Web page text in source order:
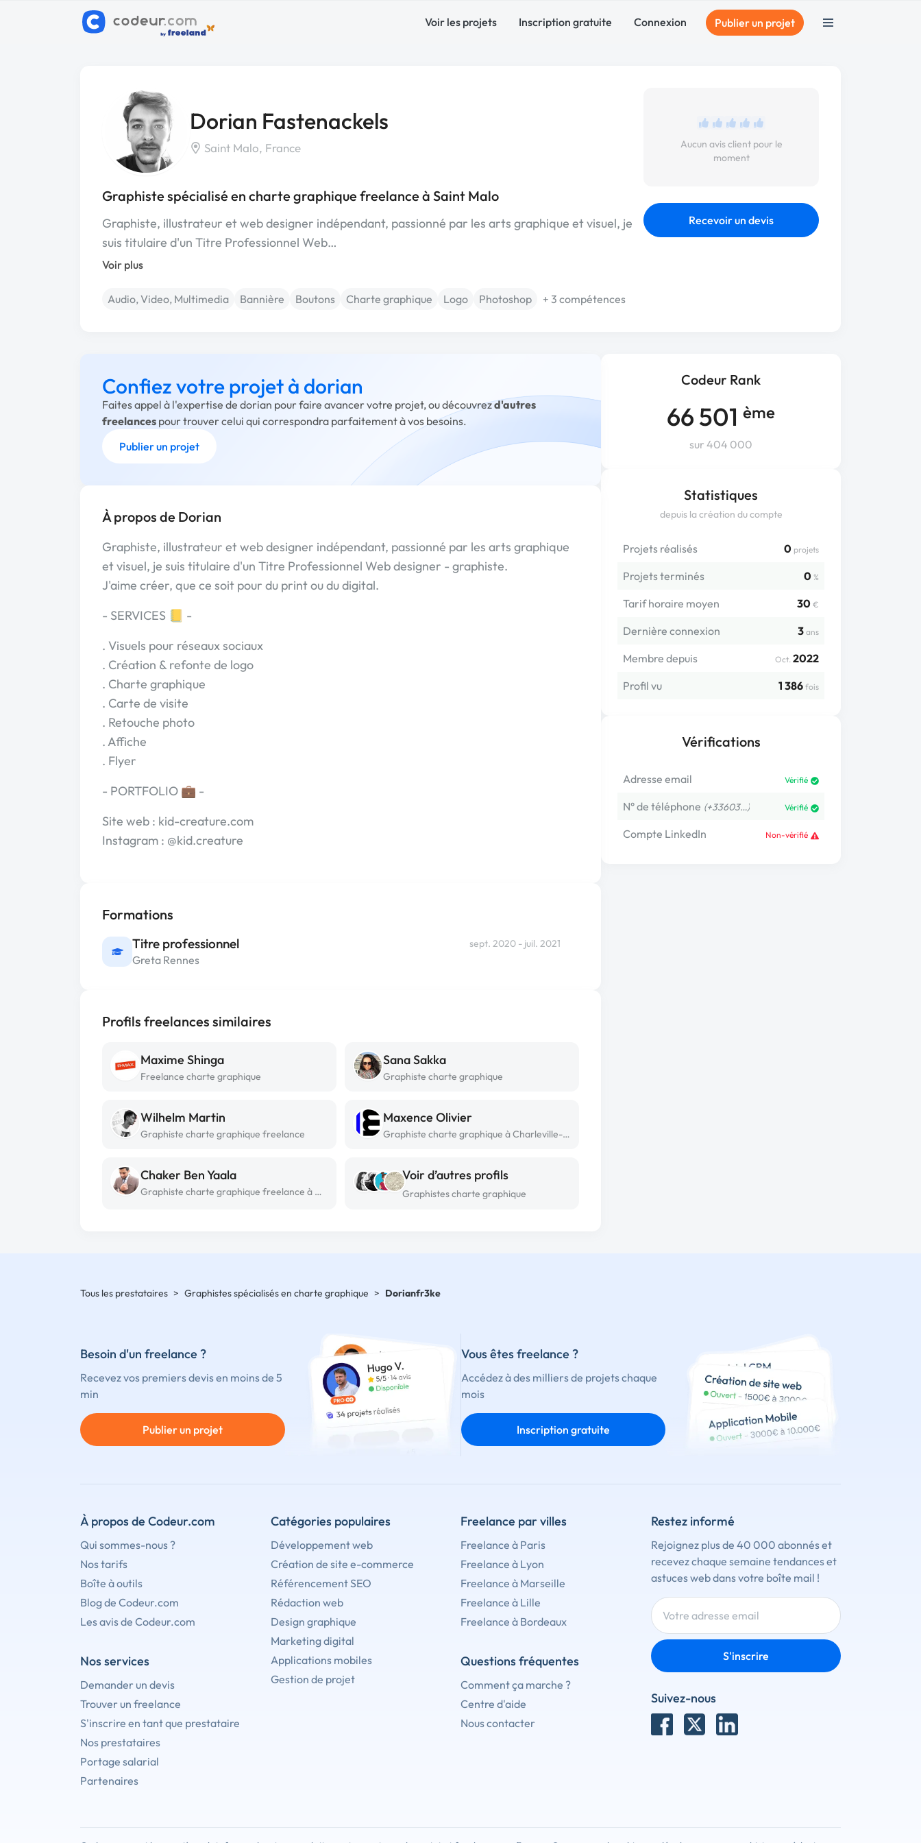
Voir les projets Inscription gratuite Connexion Publier un projet
Dorian Fastenackels
Saint Malo, France
Graphiste spécialisé en charte graphique freelance à Saint Malo
Graphiste, illustrateur et web designer indépendant, passionné par les arts graphique et visuel, je
suis titulaire d'un Titre Professionnel Web…
Voir plus
Audio, Video, Multimedia Bannière Boutons Charte graphique Logo Photoshop + 3 compétences
Aucun avis client pour le
moment
Recevoir un devis
Codeur Rank
66 501 ème
sur 404 000
Statistiques
depuis la création du compte
Projets réalisés 0 projets
Projets terminés 0 %
Tarif horaire moyen 30 €
Dernière connexion 3 ans
Membre depuis Oct. 2022
Profil vu
1 386 fois
Vérifications
Adresse email Vérifié
N° de téléphone (+33603…) Vérifié
Compte LinkedIn Non-vérifié
Confiez votre projet à dorian
Faites appel à l'expertise de dorian pour faire avancer votre projet, ou découvrezd'autres
freelances pour trouver celui qui correspondra parfaitement à vos besoins.
Publier un projet
À propos de Dorian
Graphiste, illustrateur et web designer indépendant, passionné par les arts graphique
et visuel, je suis titulaire d'un Titre Professionnel Web designer - graphiste.
J'aime créer, que ce soit pour du print ou du digital.
- SERVICES 📒 -
. Visuels pour réseaux sociaux
. Création & refonte de logo
. Charte graphique
. Carte de visite
. Retouche photo
. Affiche
. Flyer
- PORTFOLIO 💼 -
Site web : kid-creature.com
Instagram : @kid.creature
Formations
Titre professionnel
Greta Rennes
sept. 2020 - juil. 2021
Profils freelances similaires
Maxime Shinga
Freelance charte graphique
Sana Sakka
Graphiste charte graphique
Wilhelm Martin
Graphiste charte graphique freelance
Maxence Olivier
Graphiste charte graphique à Charleville-mézières
Chaker Ben Yaala
Graphiste charte graphique freelance à Mhamdia
Voir d’autres profils
Graphistes charte graphique
Tous les prestataires > Graphistes spécialisés en charte graphique > Dorianfr3ke
Besoin d'un freelance ?
Recevez vos premiers devis en moins de 5
min
Publier un projet
Vous êtes freelance ?
Accédez à des milliers de projets chaque
mois
Inscription gratuite
À propos de Codeur.com
Qui sommes-nous ?
Nos tarifs
Boîte à outils
Blog de Codeur.com
Les avis de Codeur.com
Nos services
Demander un devis
Trouver un freelance
S'inscrire en tant que prestataire
Nos prestataires
Portage salarial
Partenaires
Catégories populaires
Développement web
Création de site e-commerce
Référencement SEO
Rédaction web
Design graphique
Marketing digital
Applications mobiles
Gestion de projet
Freelance par villes
Freelance à Paris
Freelance à Lyon
Freelance à Marseille
Freelance à Lille
Freelance à Bordeaux
Questions fréquentes
Comment ça marche ?
Centre d'aide
Nous contacter
Restez informé
Rejoignez plus de 40 000 abonnés et
recevez chaque semaine tendances et
astuces web dans votre boîte mail !
S'inscrire
Suivez-nous